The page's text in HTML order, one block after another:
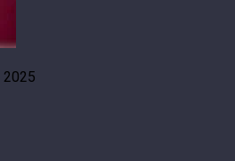
2025